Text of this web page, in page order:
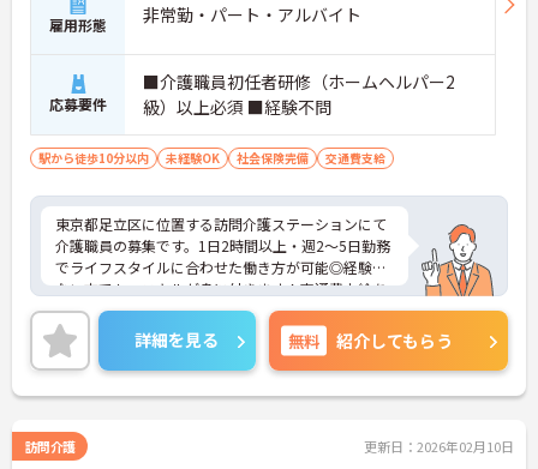
雇用形態 非常勤・パート・アルバイト
応募要件
■介護職員初任者研修（ホームヘルパー2
級）以上必須 ■経験不問
駅から徒歩10分以内 未経験OK 社会保険完備 交通費支給
東京都足立区に位置する訪問介護ステーションにて
介護職員の募集です。1日2時間以上・週2～5日勤務
でライフスタイルに合わせた働き方が可能◎経験の
ない方でも、スキルが身に付きます！交通費支給あ
りのため、通勤費用の自己負担交通費代の心配は不
要です♪ご興味ある方は面接ポイントをお伝えしま
すので、お気軽にご連絡ください。
詳細を見る 無料 紹介してもらう
訪問介護 更新日：2026年02月10日